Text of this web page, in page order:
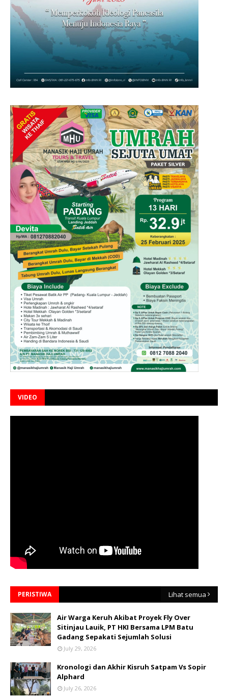
VIDEO
PERISTIWA Lihat semua
Air Warga Keruh Akibat Proyek Fly Over
Sitinjau Lauik, PT HKI Bersama LPM Batu
Gadang Sepakati Sejumlah Solusi
July 29, 2026
Kronologi dan Akhir Kisruh Satpam Vs Sopir
Alphard
July 26, 2026